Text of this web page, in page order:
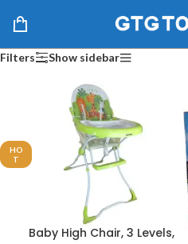
Show sidebar
Filters
HO
T
Baby High Chair, 3 Levels,